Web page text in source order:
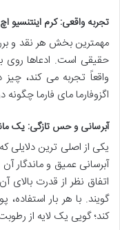
تجربه واقعی: کرم اینتنسیو
مهمترین بخش هر نقد و
حقیقی است. ادعاها روی
واقعاً تجربه می کند،
اگزوفارما مای فارما چگونه
آبرسانی و حس تازگی: یک
یکی از اصلی ترین دلایلی
آبرسانی عمیق و ماندگار
اتفاق نظر از قدرت
گویند. با هر بار
کند؛ گویی یک لایه از